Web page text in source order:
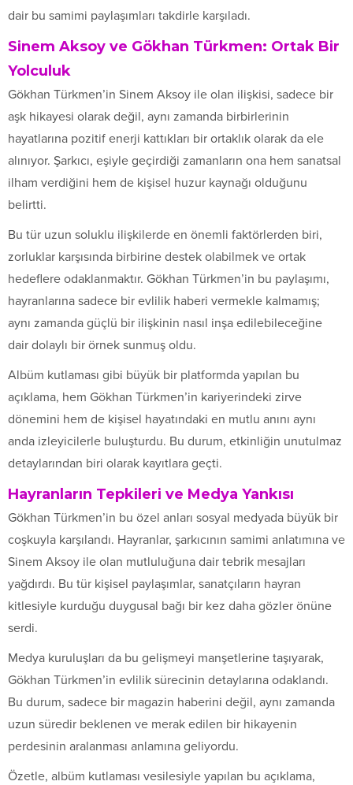
dair bu samimi paylaşımları takdirle karşıladı.
Sinem Aksoy ve Gökhan Türkmen: Ortak Bir
Yolculuk
Gökhan Türkmen’in Sinem Aksoy ile olan ilişkisi, sadece bir
aşk hikayesi olarak değil, aynı zamanda birbirlerinin
hayatlarına pozitif enerji kattıkları bir ortaklık olarak da ele
alınıyor. Şarkıcı, eşiyle geçirdiği zamanların ona hem sanatsal
ilham verdiğini hem de kişisel huzur kaynağı olduğunu
belirtti.
Bu tür uzun soluklu ilişkilerde en önemli faktörlerden biri,
zorluklar karşısında birbirine destek olabilmek ve ortak
hedeflere odaklanmaktır. Gökhan Türkmen’in bu paylaşımı,
hayranlarına sadece bir evlilik haberi vermekle kalmamış;
aynı zamanda güçlü bir ilişkinin nasıl inşa edilebileceğine
dair dolaylı bir örnek sunmuş oldu.
Albüm kutlaması gibi büyük bir platformda yapılan bu
açıklama, hem Gökhan Türkmen’in kariyerindeki zirve
dönemini hem de kişisel hayatındaki en mutlu anını aynı
anda izleyicilerle buluşturdu. Bu durum, etkinliğin unutulmaz
detaylarından biri olarak kayıtlara geçti.
Hayranların Tepkileri ve Medya Yankısı
Gökhan Türkmen’in bu özel anları sosyal medyada büyük bir
coşkuyla karşılandı. Hayranlar, şarkıcının samimi anlatımına ve
Sinem Aksoy ile olan mutluluğuna dair tebrik mesajları
yağdırdı. Bu tür kişisel paylaşımlar, sanatçıların hayran
kitlesiyle kurduğu duygusal bağı bir kez daha gözler önüne
serdi.
Medya kuruluşları da bu gelişmeyi manşetlerine taşıyarak,
Gökhan Türkmen’in evlilik sürecinin detaylarına odaklandı.
Bu durum, sadece bir magazin haberini değil, aynı zamanda
uzun süredir beklenen ve merak edilen bir hikayenin
perdesinin aralanması anlamına geliyordu.
Özetle, albüm kutlaması vesilesiyle yapılan bu açıklama,